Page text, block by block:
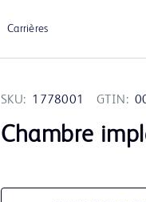
Carrières
SKU: 1778001 GTIN:
Chambre